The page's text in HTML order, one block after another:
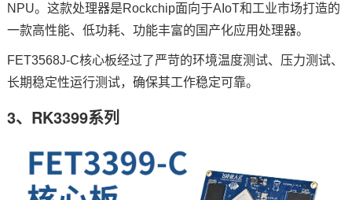
NPU。这款处理器是Rockchip面向于AIoT和工业市场打造的
一款高性能、低功耗、功能丰富的国产化应用处理器。
FET3568J-C核心板经过了严苛的环境温度测试、压力测试、
长期稳定性运行测试，确保其工作稳定可靠。
3、RK3399系列